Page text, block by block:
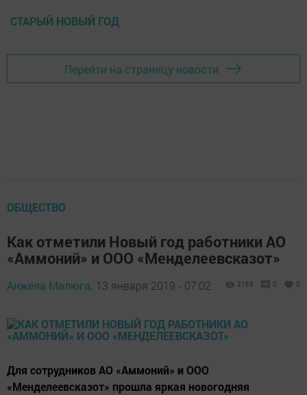
СТАРЫЙ НОВЫЙ ГОД
Перейти на страницу новости
ОБЩЕСТВО
Как отметили Новый год работники АО
«Аммоний» и ООО «Менделеевсказот»
Анжела Малюга, 13 января 2019 - 07:02 3168 0 0
Для сотрудников АО «Аммоний» и ООО
«Менделеевсказот» прошла яркая новогодняя